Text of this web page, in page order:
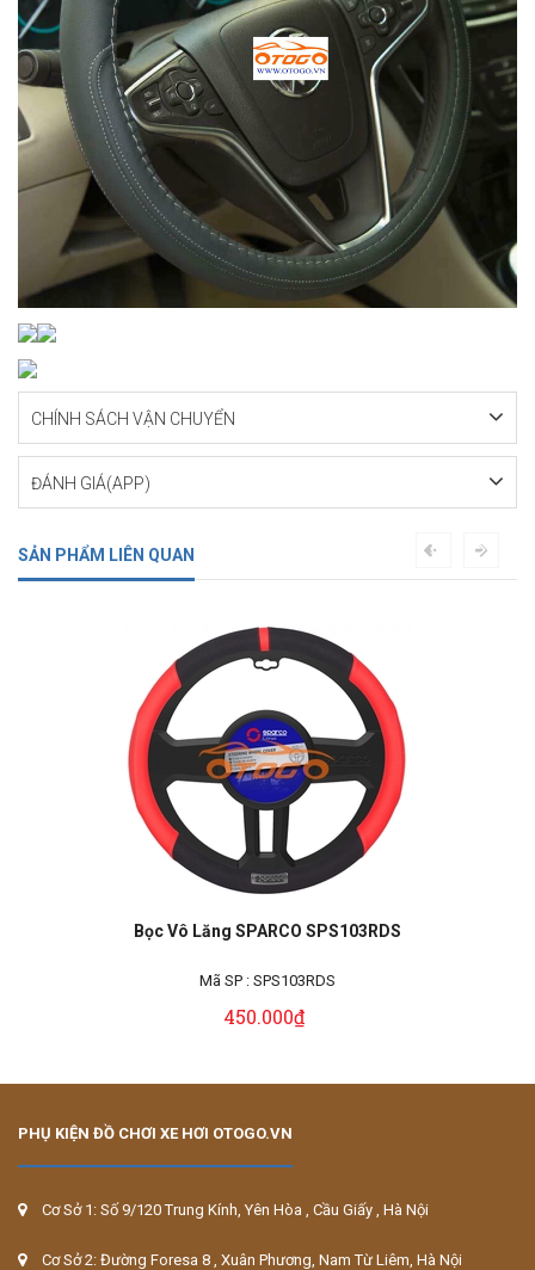
CHÍNH SÁCH VẬN CHUYỂN
ĐÁNH GIÁ(APP)
SẢN PHẨM LIÊN QUAN
Bọc Vô Lăng SPARCO SPS103RDS
Mã SP :SPS103RDS
450.000₫
PHỤ KIỆN ĐỒ CHƠI XE HƠI OTOGO.VN
Cơ Sở 1: Số 9/120 Trung Kính, Yên Hòa , Cầu Giấy , Hà Nội
Cơ Sở 2: Đường Foresa 8 , Xuân Phương, Nam Từ Liêm, Hà Nội